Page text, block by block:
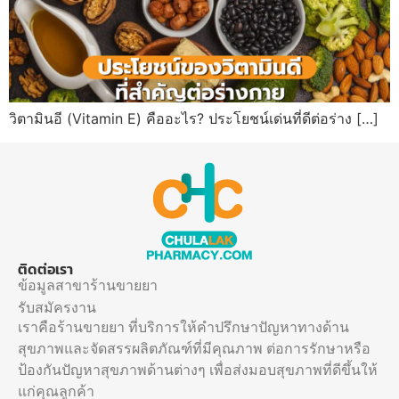
วิตามินอี (Vitamin E) คืออะไร? ประโยชน์เด่นที่ดีต่อร่าง […]
ติดต่อเรา
ข้อมูลสาขาร้านขายยา
รับสมัครงาน
เราคือร้านขายยา ที่บริการให้คำปรึกษาปัญหาทางด้าน
สุขภาพและจัดสรรผลิตภัณฑ์ที่มีคุณภาพ ต่อการรักษาหรือ
ป้องกันปัญหาสุขภาพด้านต่างๆ เพื่อส่งมอบสุขภาพที่ดีขึ้นให้
แก่คุณลูกค้า